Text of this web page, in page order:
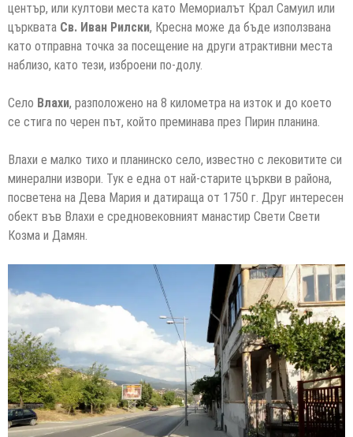
център, или култови места като Мемориалът Крал Самуил или
църквата Св. Иван Рилски, Кресна може да бъде използвана
като отправна точка за посещение на други атрактивни места
наблизо, като тези, изброени по-долу.
Село Влахи, разположено на 8 километра на изток и до което
се стига по черен път, който преминава през Пирин планина.
Влахи е малко тихо и планинско село, известно с лековитите си
минерални извори. Тук е една от най-старите църкви в района,
посветена на Дева Мария и датираща от 1750 г. Друг интересен
обект във Влахи е средновековният манастир Свети Свети
Козма и Дамян.